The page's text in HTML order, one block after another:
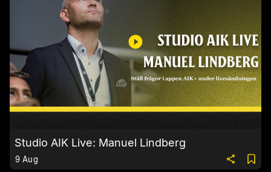
Studio AIK Live: Manuel Lindberg
9 Aug